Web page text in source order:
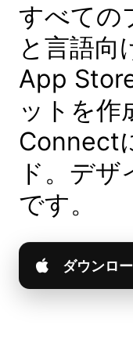
すべての
と言語向
App
ットを作
Connect
ド。デ
です。
ダウンロ